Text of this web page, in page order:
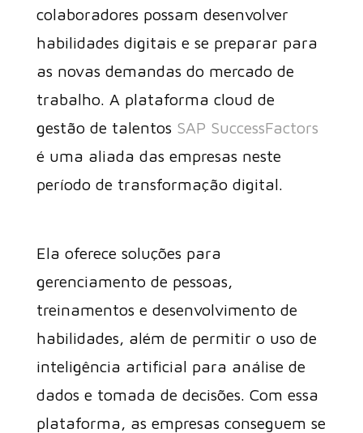
colaboradores possam desenvolver
habilidades digitais e se preparar para
as novas demandas do mercado de
trabalho. A plataforma cloud de
gestão de talentos SAP SuccessFactors
é uma aliada das empresas neste
período de transformação digital.
Ela oferece soluções para
gerenciamento de pessoas,
treinamentos e desenvolvimento de
habilidades, além de permitir o uso de
inteligência artificial para análise de
dados e tomada de decisões. Com essa
plataforma, as empresas conseguem se